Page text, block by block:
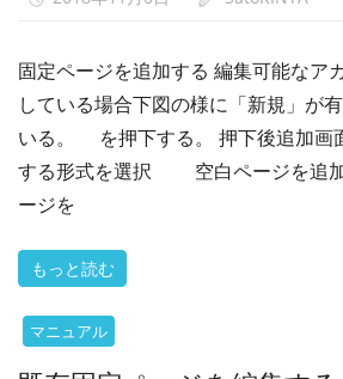
固定ページを追加する 編集可能なア
している場合下図の様に「新規」が
いる。 を押下する。 押下後追加画
する形式を選択 空白ページを
ージを
もっと読む
マニュアル